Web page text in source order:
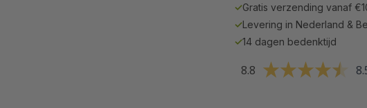
✓Gratis verzending vanaf
✓Levering in Nederland &
✓14 dagen bedenktijd
8.8